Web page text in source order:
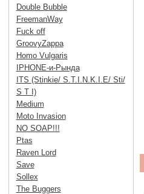
Double Bubble
FreemanWay
Fuck off
GroovyZappa
Homo Vulgaris
IPHONE-и-Рында
ITS (Stinkie/ S.T.I.N.K.I.E/ Sti/
S T I)
Medium
Moto Invasion
NO SOAP!!!
Ptas
Raven Lord
Save
Sollex
The Buggers